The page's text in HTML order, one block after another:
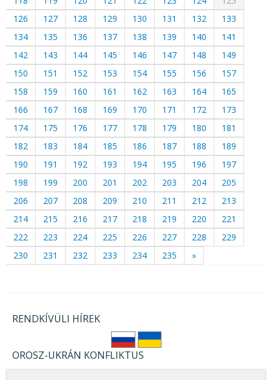
126
127 128 129 130 131 132
133
134
135 136 137 138 139 140
141
142
143 144 145 146 147 148
149
150
151 152 153 154 155 156
157
158
159 160 161 162 163 164
165
166
167 168 169 170 171 172
173
174
175 176 177 178 179 180
181
182
183 184 185 186 187 188
189
190
191 192 193 194 195 196
197
198
199 200 201 202 203 204
205
206
207 208 209 210 211 212
213
214
215 216 217 218 219 220
221
222
223 224 225 226 227 228
229
230
231 232 233 234 235 »
RENDKÍVÜLI HÍREK
OROSZ-UKRÁN KONFLIKTUS